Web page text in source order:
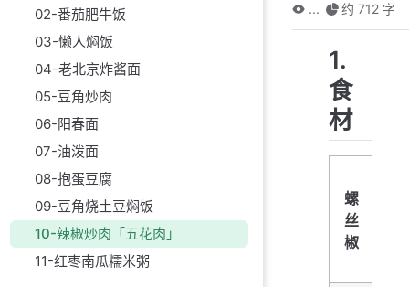
02-番茄肥牛饭
03-懒人焖饭
04-老北京炸酱面
05-豆角炒肉
06-阳春面
07-油泼面
08-抱蛋豆腐
09-豆角烧土豆焖饭
10-辣椒炒肉「五花肉」
11-红枣南瓜糯米粥
...
约 712 字
1.
食
材
螺
丝
椒